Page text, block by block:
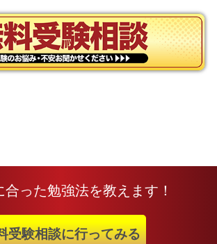
合った勉強法を教えます！
受験相談に行ってみる